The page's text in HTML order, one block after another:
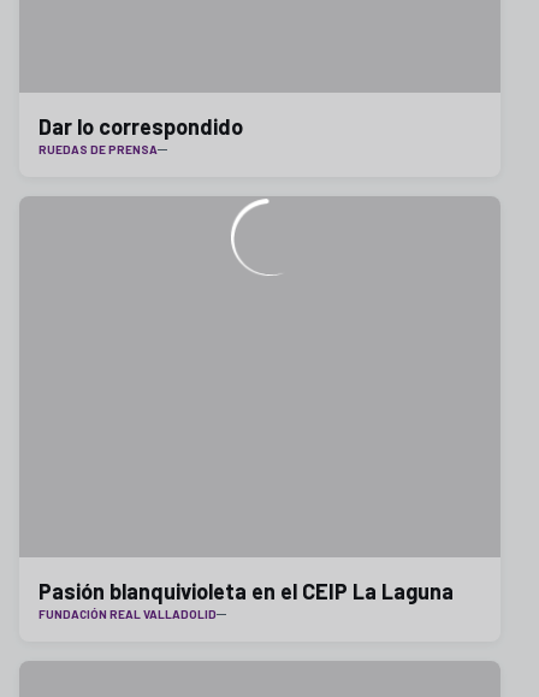
Dar lo correspondido
RUEDAS DE PRENSA
Pasión blanquivioleta en el CEIP La Laguna
FUNDACIÓN REAL VALLADOLID